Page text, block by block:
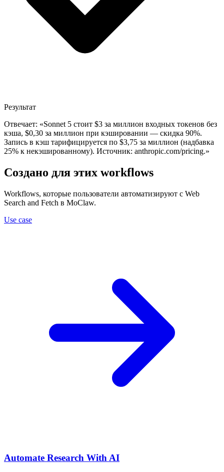
Результат
Отвечает: «Sonnet 5 стоит $3 за миллион входных токенов без
кэша, $0,30 за миллион при кэшировании — скидка 90%.
Запись в кэш тарифицируется по $3,75 за миллион (надбавка
25% к некэшированному). Источник: anthropic.com/pricing.»
Создано для этих workflows
Workflows, которые пользователи автоматизируют с Web
Search and Fetch в MoClaw.
Use case
Automate Research With AI